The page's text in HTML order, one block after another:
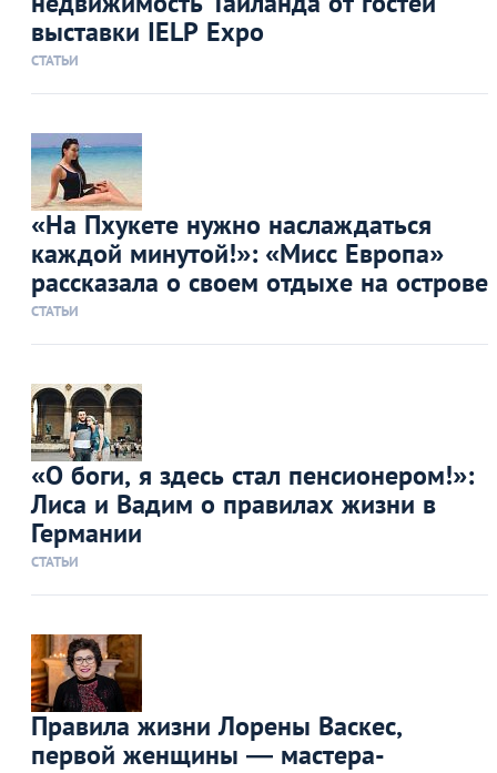
выставки IELP Expo
СТАТЬИ
«На Пхукете нужно наслаждаться
каждой минутой!»: «Мисс Европа»
рассказала о своем отдыхе на острове
СТАТЬИ
«О боги, я здесь стал пенсионером!»:
Лиса и Вадим о правилах жизни в
Германии
СТАТЬИ
Правила жизни Лорены Васкес,
первой женщины — мастера-